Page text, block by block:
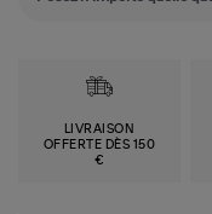
LIVRAISON
OFFERTE DÈS 150
€